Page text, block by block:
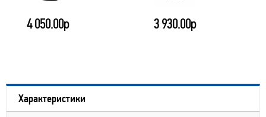
4 050.00р 3 930.00р
Характеристики